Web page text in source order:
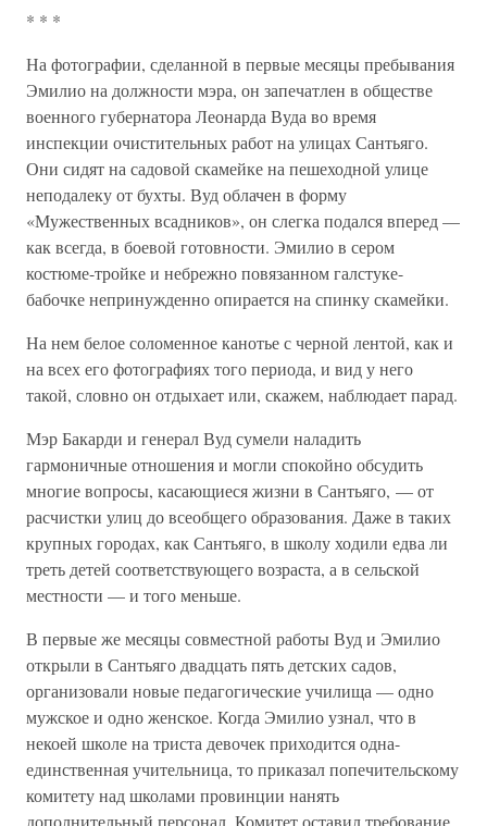
* * *
На фотографии, сделанной в первые месяцы пребывания
Эмилио на должности мэра, он запечатлен в обществе
военного губернатора Леонарда Вуда во время
инспекции очистительных работ на улицах Сантьяго.
Они сидят на садовой скамейке на пешеходной улице
неподалеку от бухты. Вуд облачен в форму
«Мужественных всадников», он слегка подался вперед —
как всегда, в боевой готовности. Эмилио в сером
костюме-тройке и небрежно повязанном галстуке-
бабочке непринужденно опирается на спинку скамейки.
На нем белое соломенное канотье с черной лентой, как и
на всех его фотографиях того периода, и вид у него
такой, словно он отдыхает или, скажем, наблюдает парад.
Мэр Бакарди и генерал Вуд сумели наладить
гармоничные отношения и могли спокойно обсудить
многие вопросы, касающиеся жизни в Сантьяго, — от
расчистки улиц до всеобщего образования. Даже в таких
крупных городах, как Сантьяго, в школу ходили едва ли
треть детей соответствующего возраста, а в сельской
местности — и того меньше.
В первые же месяцы совместной работы Вуд и Эмилио
открыли в Сантьяго двадцать пять детских садов,
организовали новые педагогические училища — одно
мужское и одно женское. Когда Эмилио узнал, что в
некоей школе на триста девочек приходится одна-
единственная учительница, то приказал попечительскому
комитету над школами провинции нанять
дополнительный персонал. Комитет оставил требование